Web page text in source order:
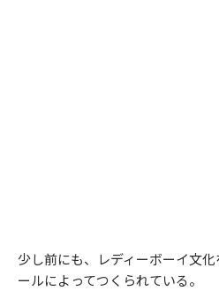
少し前にも、レディーボーイ文
ールによってつくられている。